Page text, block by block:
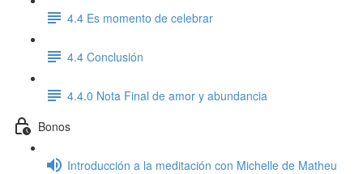
4.4 Es momento de celebrar
4.4 Conclusión
4.4.0 Nota Final de amor y abundancia
Bonos
Introducción a la meditación con Michelle de Matheu